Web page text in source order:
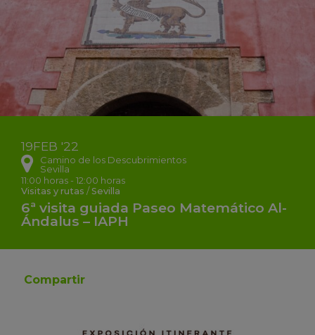
19FEB '22
Camino de los Descubrimientos
Sevilla
11:00 horas - 12:00 horas
Visitas y rutas /Sevilla
6ª visita guiada Paseo Matemático Al-
Ándalus – IAPH
Compartir